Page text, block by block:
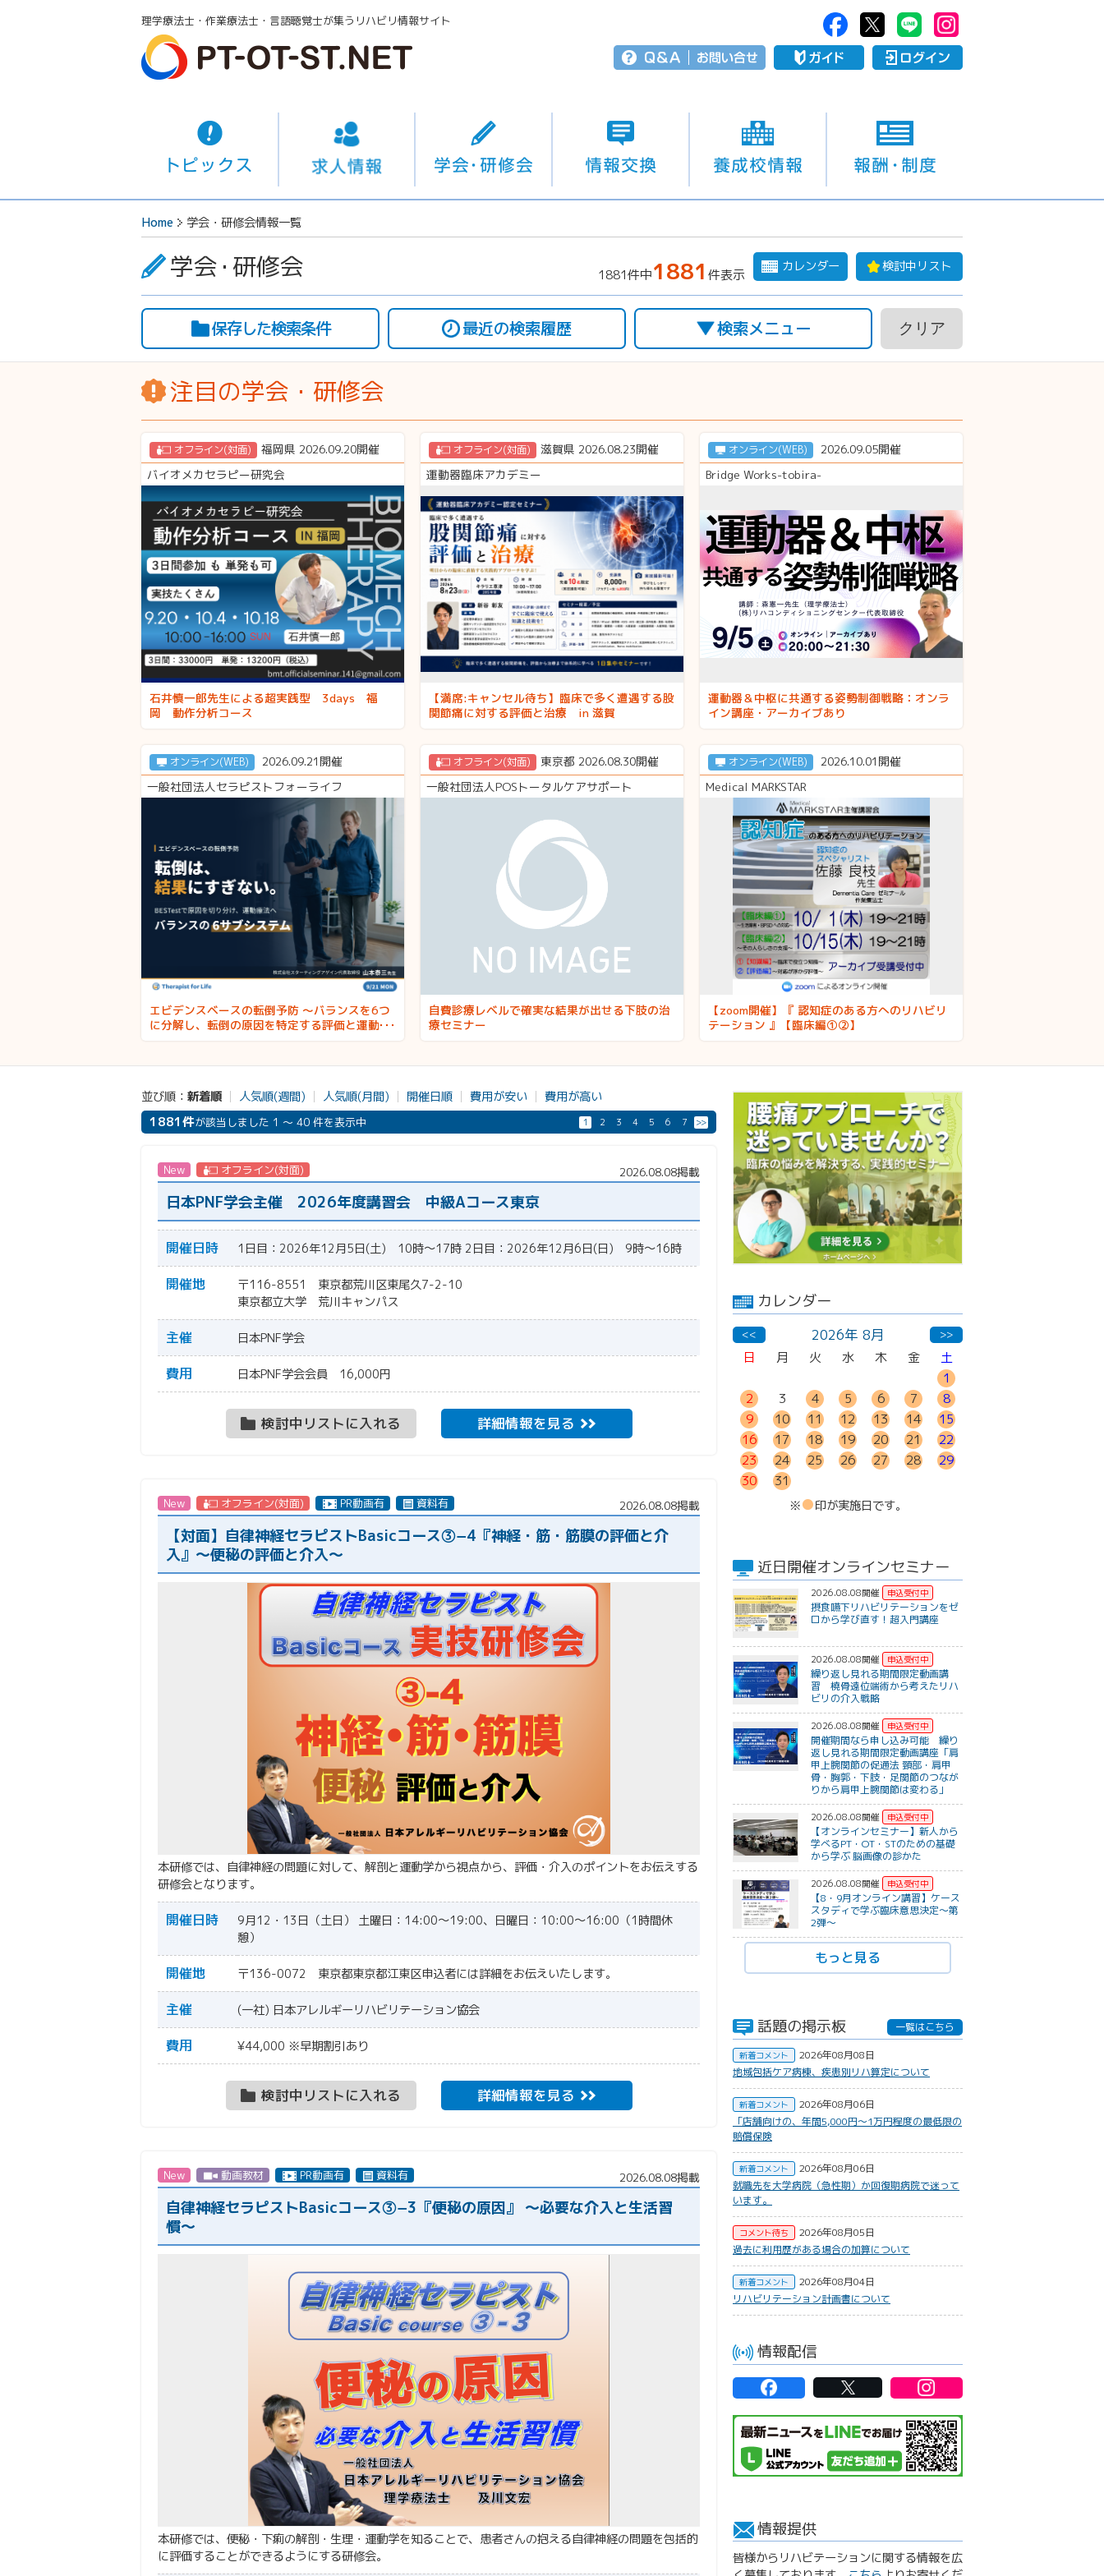
理学療法士・作業療法士・言語聴覚士が集うリハビリ情報サイト
Home 学会・研修会情報一覧
学会・研修会 検討中リスト
カレンダー
1881件中1881件表示
保存した検索条件 最近の検索履歴 検索メニュー クリア
注目の学会・研修会
オフライン(対面)
福岡県 2026.09.20開催
バイオメカセラピー研究会
石井慎一郎先生による超実践型 3days 福
岡 動作分析コース
オフライン(対面)
滋賀県 2026.08.23開催
運動器臨床アカデミー
【満席:キャンセル待ち】臨床で多く遭遇する股
関節痛に対する評価と治療 in 滋賀
オンライン(WEB)
2026.09.05開催
Bridge Works-tobira-
運動器＆中枢に共通する姿勢制御戦略：オンラ
イン講座・アーカイブあり
オンライン(WEB)
2026.09.21開催
一般社団法人セラピストフォーライフ
エビデンスベースの転倒予防 〜バランスを6つ
に分解し、転倒の原因を特定する評価と運動療
法〜 講師：山本泰三先生
オフライン(対面)
東京都 2026.08.30開催
一般社団法人POSトータルケアサポート
自費診療レベルで確実な結果が出せる下肢の治
療セミナー
オンライン(WEB)
2026.10.01開催
Medical MARKSTAR
【zoom開催】『 認知症のある方へのリハビリ
テーション 』【臨床編①②】
カレンダー
<< 2026年 8月 >>
日 月 火 水 木 金
土
1
2
3 4 5 6 7
8
9
10 11 12 13 14
15
16
17 18 19 20 21
22
23
24 25 26 27 28
29
30
31
※●印が実施日です。
近日開催オンラインセミナー
2026.08.08開催
摂食嚥下リハビリテーションをゼ
ロから学び直す！超入門講座
2026.08.08開催
繰り返し見れる期間限定動画講
習 橈骨遠位端術から考えたリハ
ビリの介入戦略
2026.08.08開催
開催期間なら申し込み可能 繰り
返し見れる期間限定動画講座「肩
甲上腕関節の促通法 頸部・肩甲
骨・胸郭・下肢・足関節のつなが
りから肩甲上腕関節は変わる」
2026.08.08開催
【オンラインセミナー】新人から
学べるPT・OT・STのための基礎
から学ぶ 脳画像の診かた
2026.08.08開催
【8・9月オンライン講習】ケース
スタディで学ぶ臨床意思決定〜第
2弾〜
もっと見る
話題の掲示板 一覧はこちら
新着コメント
2026年08月08日
地域包括ケア病棟、疾患別リハ算定について
新着コメント
2026年08月06日
​「店舗向けの、年間5,000円〜1万円程度の最低限の
賠償保険
新着コメント
2026年08月06日
就職先を大学病院（急性期）か回復期病院で迷って
います。
コメント待ち
2026年08月05日
過去に利用歴がある場合の加算について
新着コメント
2026年08月04日
リハビリテーション計画書について
情報配信
情報提供
皆様からリハビテーションに関する情報を広
新着順 人気順(週間) 人気順(月間) 開催日順 費用が安い 費用が高い
1881件が該当しました 1 ～ 40 件を表示中 1 2 3 4 5 6 7 >>
New オフライン(対面) 2026.08.08掲載
日本PNF学会主催 2026年度講習会 中級Aコース東京
開催日時 1日目：2026年12月5日(土) 10時～17時 2日目：2026年12月6日(日) 9時～16時
開催地
〒116-8551 東京都荒川区東尾久7-2-10
東京都立大学 荒川キャンパス
主催 日本PNF学会
費用 日本PNF学会会員 16,000円
検討中リストに入れる 詳細情報を見る
New オフライン(対面) PR動画有 資料有 2026.08.08掲載
【対面】自律神経セラピストBasicコース③−4『神経・筋・筋膜の評価と介
入』〜便秘の評価と介入〜
本研修では、自律神経の問題に対して、解剖と運動学から視点から、評価・介入のポイントをお伝えする
研修会となります。
開催日時
9月12・13日（土日） 土曜日：14:00〜19:00、日曜日：10:00〜16:00（1時間休
憩）
開催地 〒136-0072 東京都東京都江東区申込者には詳細をお伝えいたします。
主催 (一社) 日本アレルギーリハビリテーション協会
費用 ¥44,000 ※早期割引あり
検討中リストに入れる 詳細情報を見る
New 動画教材 PR動画有 資料有 2026.08.08掲載
自律神経セラピストBasicコース③−3『便秘の原因』 〜必要な介入と生活習
慣〜
本研修では、便秘・下痢の解剖・生理・運動学を知ることで、患者さんの抱える自律神経の問題を包括的
に評価することができるようにする研修会。